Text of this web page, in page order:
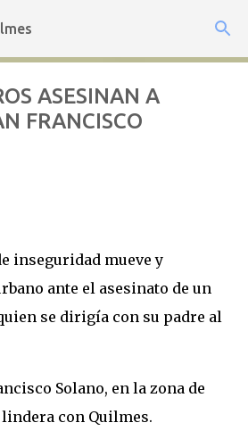
contenido principal
ASESINAN A
FRANCISCO
inseguridad mueve y
ante el asesinato de un
se dirigía con su padre al
Solano, en la zona de
con Quilmes.